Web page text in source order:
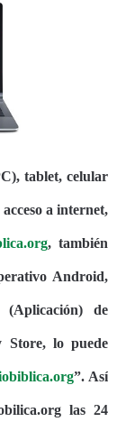
tablet, celular
a internet,
, también
Android,
(Aplicación) de
Store, lo puede
”. Así
las 24